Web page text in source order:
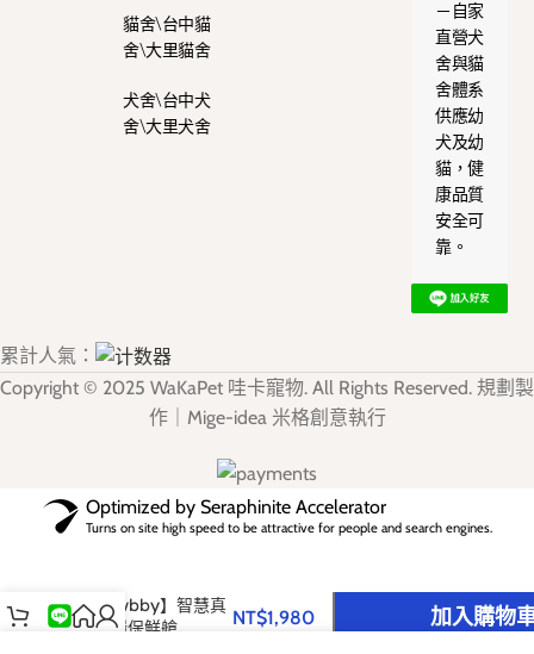
貓舍\台中貓
舍\大里貓舍
犬舍\台中犬
舍\大里犬舍
－自家
直營犬
舍與貓
舍體系
供應幼
犬及幼
貓，健
康品質
安全可
靠。
累計人氣：
Copyright © 2025 WaKaPet 哇卡寵物. All Rights Reserved. 規劃製
作｜Mige-idea 米格創意執行
【Pawbby】智慧真
空儲糧保鮮艙
NT$1,980 加入購物
Optimized by Seraphinite Accelerator
Turns on site high speed to be attractive for people and search engines.